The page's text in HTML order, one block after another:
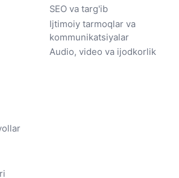
SEO va targ'ib
Ijtimoiy tarmoqlar va
kommunikatsiyalar
Audio, video va ijodkorlik